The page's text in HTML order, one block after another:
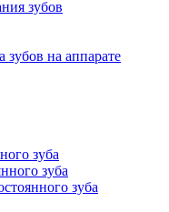
зубов
зубов на аппарате
зуба
зуба
зуба